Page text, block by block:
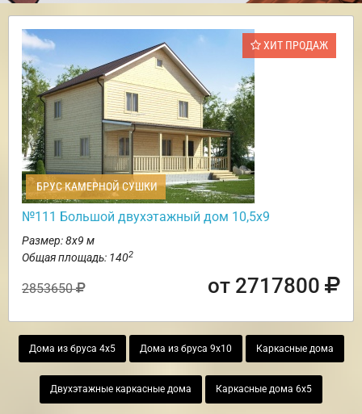
ХИТ ПРОДАЖ
БРУС КАМЕРНОЙ СУШКИ
№111 Большой двухэтажный дом 10,5х9
Размер: 8х9 м
Общая площадь: 1402
2853650 от 2717800
Дома из бруса 4х5 Дома из бруса 9х10 Каркасные дома
Двухэтажные каркасные дома Каркасные дома 6х5